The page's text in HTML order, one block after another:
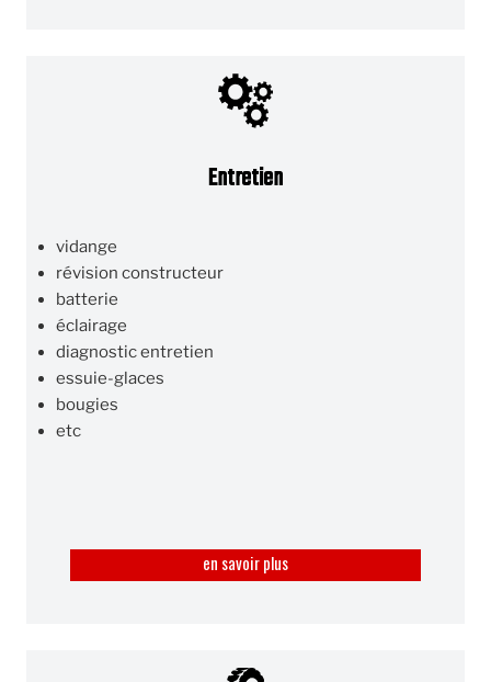
Entretien
vidange
révision constructeur
batterie
éclairage
diagnostic entretien
essuie-glaces
bougies
etc
en savoir plus